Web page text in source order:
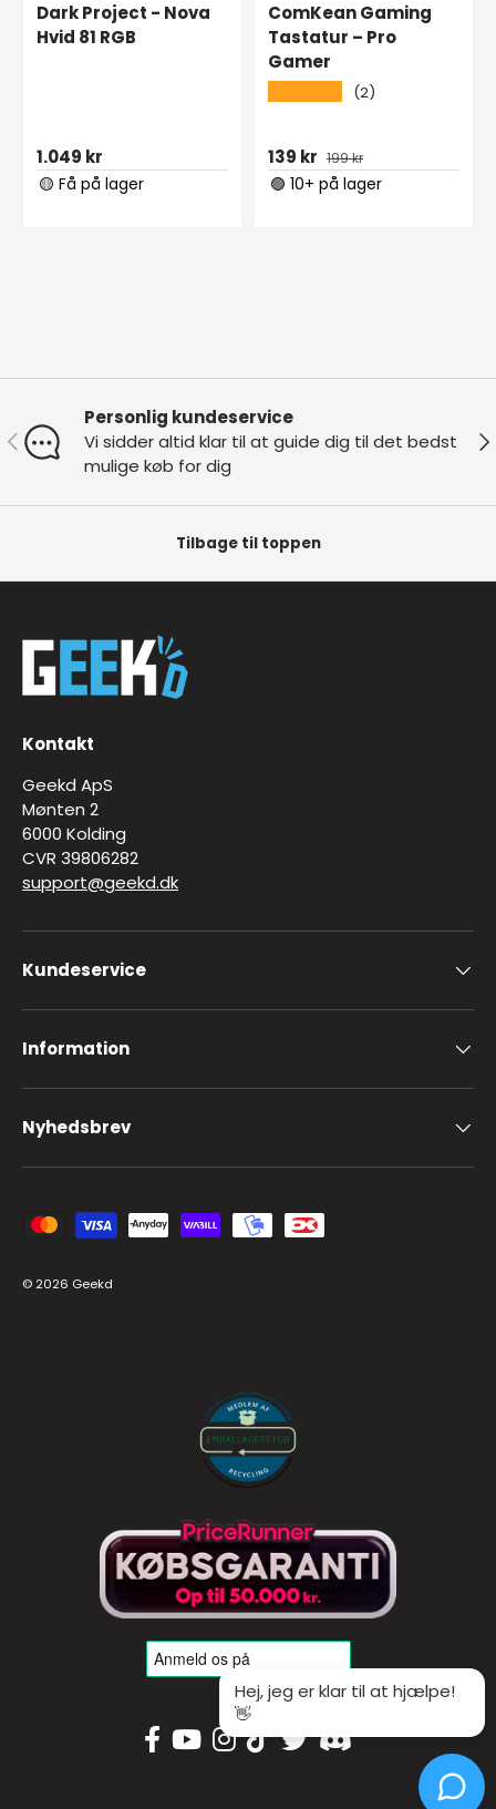
Dark Project - Nova
Hvid 81 RGB
1.049 kr
🟡 Få på lager
ComKean Gaming
Tastatur – Pro
Gamer
(2)
139 kr 199 kr
🟢 10+ på lager
Forrige
Personlig kundeservice
Vi sidder altid klar til at guide dig til det bedst
mulige køb for dig
Tilbage til toppen
Kontakt
Geekd ApS
Mønten 2
6000 Kolding
CVR 39806282
support@geekd.dk
Kundeservice
Information
Nyhedsbrev
Accepteret betalingsmetoder
© 2026 Geekd
Hej, jeg er klar til at hjælpe!
👋